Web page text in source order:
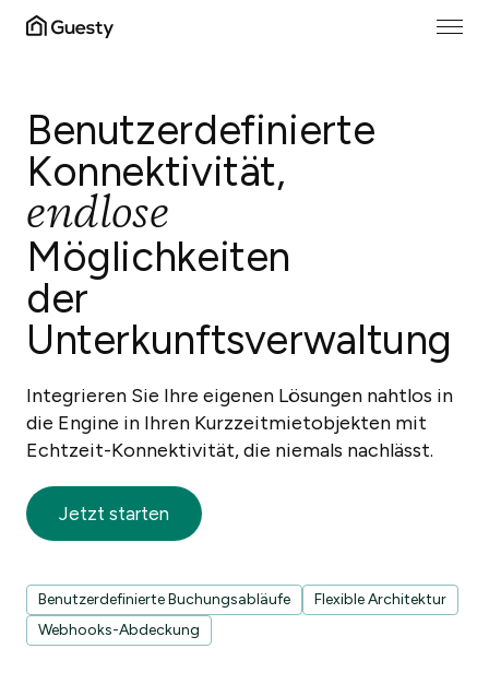
Benutzerdefinierte Buchungsabläufe
Flexible Architektur
Webhooks-Abdeckung
Benutzerdefinierte
Konnektivität,
endlose
Möglichkeiten
der
Unterkunftsverwaltung
Integrieren Sie Ihre eigenen Lösungen nahtlos in
die Engine in Ihren Kurzzeitmietobjekten mit
Echtzeit-Konnektivität, die niemals nachlässt.
Jetzt starten